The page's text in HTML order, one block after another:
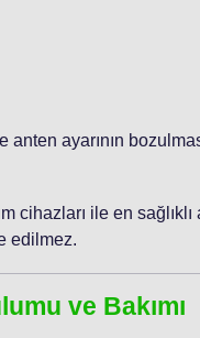
ayarının
ile en sağlıklı
edilmez.
ve Bakımı